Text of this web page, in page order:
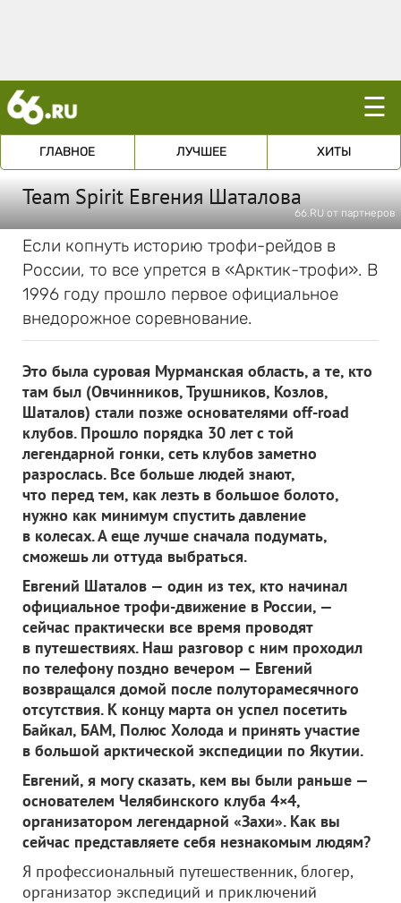
☰
ГЛАВНОЕ ЛУЧШЕЕ ХИТЫ
Team Spirit Евгения Шаталова
66.RU от партнеров
Если копнуть историю трофи-рейдов в
России, то все упрется в «Арктик-трофи». В
1996 году прошло первое официальное
внедорожное соревнование.
Это была суровая Мурманская область, а те, кто
там был (Овчинников, Трушников, Козлов,
Шаталов) стали позже основателями off-road
клубов. Прошло порядка 30 лет с той
легендарной гонки, сеть клубов заметно
разрослась. Все больше людей знают,
что перед тем, как лезть в большое болото,
нужно как минимум спустить давление
в колесах. А еще лучше сначала подумать,
сможешь ли оттуда выбраться.
Евгений Шаталов — один из тех, кто начинал
официальное трофи-движение в России, —
сейчас практически все время проводят
в путешествиях. Наш разговор с ним проходил
по телефону поздно вечером — Евгений
возвращался домой после полуторамесячного
отсутствия. К концу марта он успел посетить
Байкал, БАМ, Полюс Холода и принять участие
в большой арктической экспедиции по Якутии.
Евгений, я могу сказать, кем вы были раньше —
основателем Челябинского клуба 4×4,
организатором легендарной «Захи». Как вы
сейчас представляете себя незнакомым людям?
Я профессиональный путешественник, блогер,
организатор экспедиций и приключений